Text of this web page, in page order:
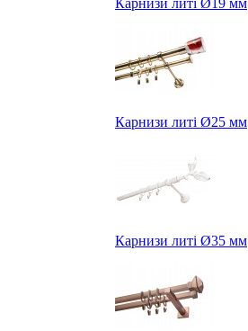
Карнизи литі Ø25 мм
Карнизи литі Ø35 мм